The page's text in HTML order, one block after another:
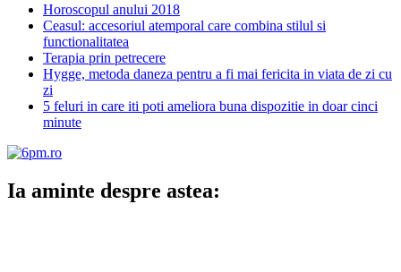
Horoscopul anului 2018
Ceasul: accesoriul atemporal care combina stilul si
functionalitatea
Terapia prin petrecere
Hygge, metoda daneza pentru a fi mai fericita in viata de zi cu
zi
5 feluri in care iti poti ameliora buna dispozitie in doar cinci
minute
Ia aminte despre astea: